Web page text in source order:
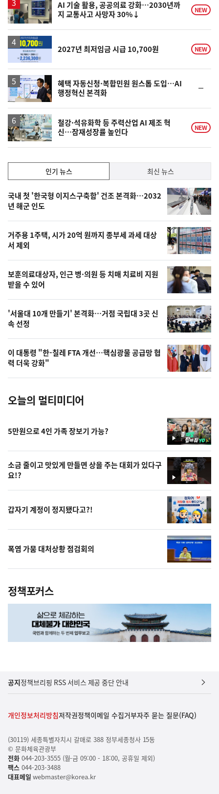
승
AI 기술 활용, 공공의료 강화…2030년까
지 교통사고 사망자 30%↓
NEW
2027년 최저임금 시급 10,700원 NEW
혜택 자동신청·복합민원 원스톱 도입…AI
행정혁신 본격화
일
철강·석유화학 등 주력산업 AI 제조 혁
신…잠재성장률 높인다
NEW
기,
최
신,
오
늘
의
영
상
오
늘
의
사
진
인기 뉴스 최신 뉴스
기
뉴
스
국내 첫 '한국형 이지스구축함' 건조 본격화…2032
년 해군 인도
거주용 1주택, 시가 20억 원까지 종부세 과세 대상
서 제외
보훈의료대상자, 인근 병·의원 등 치매 치료비 지원
받을 수 있어
'서울대 10개 만들기' 본격화…거점 국립대 3곳 신
속 선정
이 대통령 "한-칠레 FTA 개선…핵심광물 공급망 협
력 더욱 강화"
오늘의 멀티미디어
영
상
5만원으로 4인 가족 장보기 가능?
영
상
소금 줄이고 맛있게 만들면 상을 주는 대회가 있다구
요!?
갑자기 계정이 정지됐다고?!
폭염 가뭄 대처상황 점검회의
정책포커스
공지정책브리핑 RSS 서비스 제공 중단 안내
개인정보처리방침저작권정책이메일 수집거부자주 묻는 질문(FAQ)
(30119) 세종특별자치시 갈매로 388 정부세종청사 15동
© 문화체육관광부
전화044-203-3555 (월-금 09:00 - 18:00, 공휴일 제외)
팩스044-203-3488
대표메일 webmaster@korea.kr